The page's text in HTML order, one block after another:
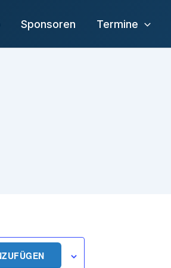
Sponsoren Termine